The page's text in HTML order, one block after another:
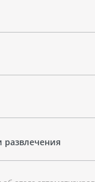
среди красот Палм
развлечения